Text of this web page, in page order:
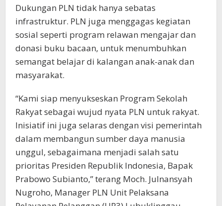
Dukungan PLN tidak hanya sebatas
infrastruktur. PLN juga menggagas kegiatan
sosial seperti program relawan mengajar dan
donasi buku bacaan, untuk menumbuhkan
semangat belajar di kalangan anak-anak dan
masyarakat.
“Kami siap menyukseskan Program Sekolah
Rakyat sebagai wujud nyata PLN untuk rakyat.
Inisiatif ini juga selaras dengan visi pemerintah
dalam membangun sumber daya manusia
unggul, sebagaimana menjadi salah satu
prioritas Presiden Republik Indonesia, Bapak
Prabowo Subianto,” terang Moch. Julnansyah
Nugroho, Manager PLN Unit Pelaksana